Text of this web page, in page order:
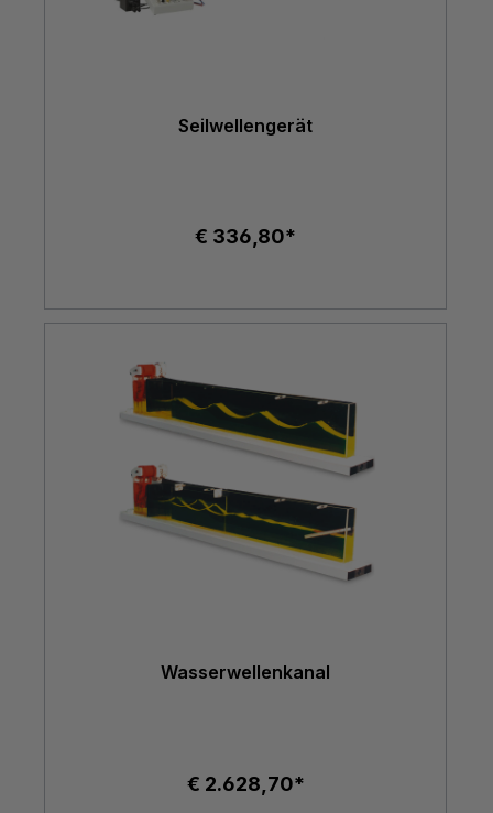
Seilwellengerät
€ 336,80*
Wasserwellenkanal
€ 2.628,70*